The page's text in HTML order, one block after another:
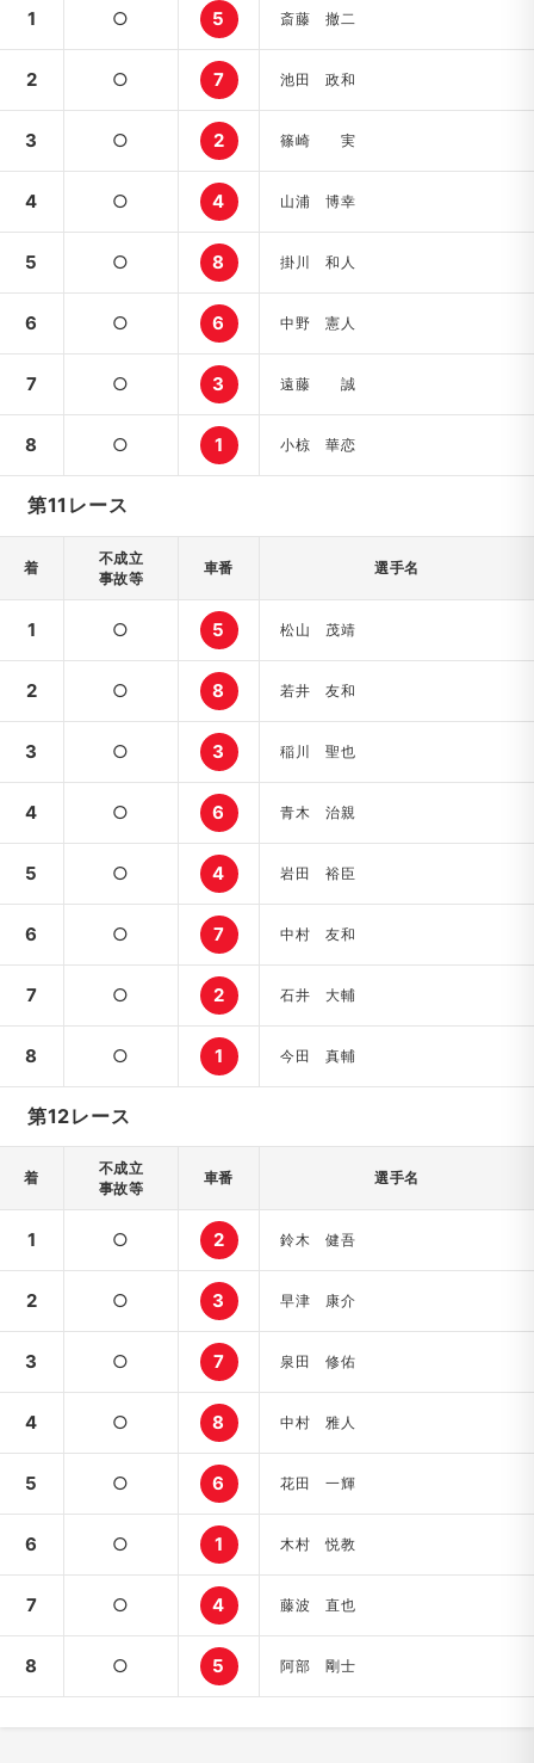
1 ○ 5 斎藤 撤二
2 ○ 7 池田 政和
3 ○ 2 篠崎 実
4 ○ 4 山浦 博幸
5 ○ 8 掛川 和人
6 ○ 6 中野 憲人
7 ○ 3 遠藤 誠
8 ○ 1 小椋 華恋
第11レース
着
不成立
事故等
車番 選手名
1 ○ 5 松山 茂靖
2 ○ 8 若井 友和
3 ○ 3 稲川 聖也
4 ○ 6 青木 治親
5 ○ 4 岩田 裕臣
6 ○ 7 中村 友和
7 ○ 2 石井 大輔
8 ○ 1 今田 真輔
第12レース
着
不成立
事故等
車番 選手名
1 ○ 2 鈴木 健吾
2 ○ 3 早津 康介
3 ○ 7 泉田 修佑
4 ○ 8 中村 雅人
5 ○ 6 花田 一輝
6 ○ 1 木村 悦教
7 ○ 4 藤波 直也
8 ○ 5 阿部 剛士